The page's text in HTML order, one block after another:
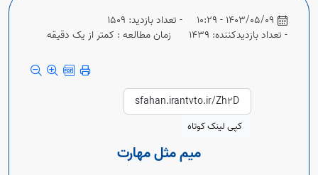
1403/05/09 - 10:29
- تعداد بازدید: 1509
- تعداد بازدیدکننده: 1439
زمان مطالعه : کمتر از یک دقیقه
میم مثل مهارت
کپی لینک کوتاه